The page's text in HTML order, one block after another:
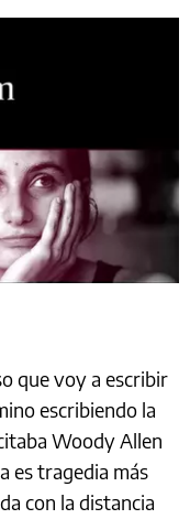
que voy a escribir
escribiendo la
Woody Allen
es tragedia más
con la distancia